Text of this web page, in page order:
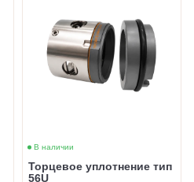
В наличии
Торцевое уплотнение тип
56U